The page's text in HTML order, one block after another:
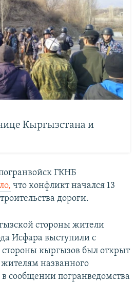
Кыргызстана и
ГКНБ
что конфликт начался 13
дороги.
стороны жители
Исфара выступили с
стороны кыргызов был открыт
названного
сообщении погранведомства